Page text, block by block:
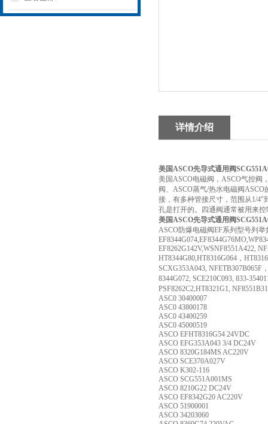
详情介绍
美国ASCO先导式通用阀
美国ASCO电磁阀，ASCO气控阀
阀、ASCO蒸气/热水电磁阀
接，有多种管接尺寸，范围从1/
孔是打开的。四通阀通常被用来
美国ASCO先导式通用阀
ASCO防爆电磁阀EF系列型号列举
EF8262G142V,WSNF8551A422,
HT8344G80,HT8316G064，
SCXG353A043, NFETB307B065F
8344G072, SCE210C093, 833-
PSF8262C2,HT8321G1,
ASC0 30400007
ASC0 43800178
ASC0 43400259
ASC0 45000519
ASCO EFHT8316G54 24VDC
ASCO EFG353A043 3/4 DC24V
ASCO 8320G184MS AC220V
ASCO SCE370A027V
ASCO K302-116
ASCO SCG551A001MS
ASCO 8210G22 DC24V
ASCO EF8342G20 AC220V
ASCO 51900001
ASCO 34203060